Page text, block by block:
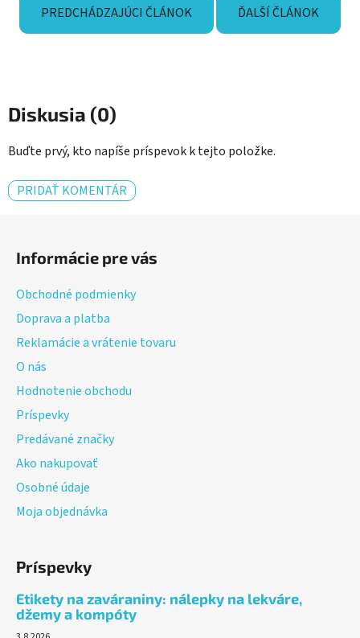
PREDCHÁDZAJÚCI ČLÁNOK ĎALŠÍ ČLÁNOK
Diskusia (0)
Buďte prvý, kto napíše príspevok k tejto položke.
PRIDAŤ KOMENTÁR
Informácie pre vás
Obchodné podmienky
Doprava a platba
Reklamácie a vrátenie tovaru
O nás
Hodnotenie obchodu
Príspevky
Predávané značky
Ako nakupovať
Osobné údaje
Moja objednávka
Príspevky
Etikety na zaváraniny: nálepky na lekváre,
džemy a kompóty